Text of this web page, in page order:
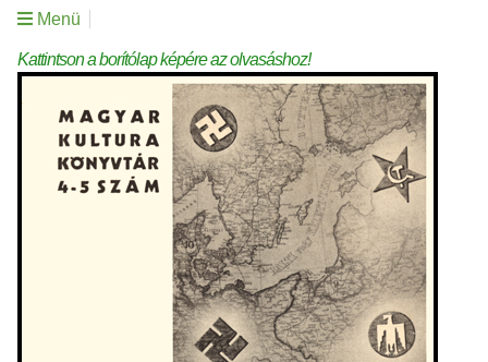
Menü
Kattintson a borítólap képére az olvasáshoz!